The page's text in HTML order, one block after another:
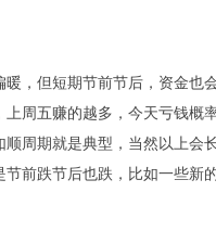
，但短期节前节后，资金也
上周五赚的越多，今天亏钱概
周期就是典型，当然以上会
前跌节后也跌，比如一些新